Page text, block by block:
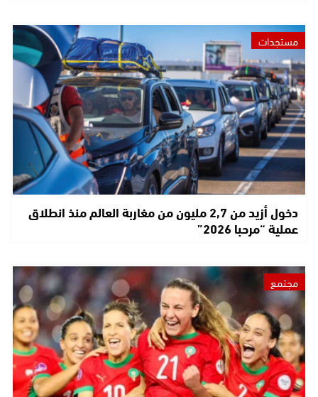
مستجدات
دخول أزيد من 2,7 مليون من مغاربة العالم منذ انطلاق
عملية “مرحبا 2026”
مجتمع